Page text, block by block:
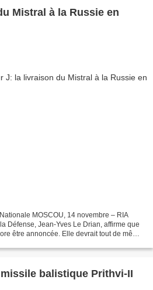
Mistral à la Russie en
MOSCOU, 14 novembre – RIA
Défense, Jean-Yves Le Drian, affirme que
être annoncée. Elle devrait tout de même
balistique Prithvi-II